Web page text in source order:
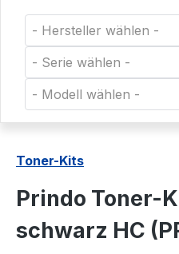
- Hersteller wählen -
- Serie wählen -
- Modell wählen -
Toner-Kits
Prindo Toner-
schwarz HC